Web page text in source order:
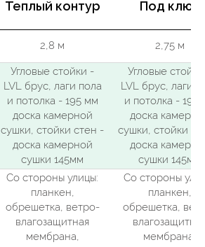
Теплый контур Под ключ
2,8 м 2,75 м
Угловые стойки -
LVL брус, лаги пола
и потолка - 195 мм
доска камерной
сушки, стойки стен -
доска камерной
сушки 145мм
Угловые
LVL брус, лаги
и потолка - 195
доска
сушки, стойки
доска
сушки 145мм
Со стороны улицы:
планкен,
обрешетка, ветро-
влагозащитная
мембрана,
Со стороны
планкен,
обрешетка,
мембрана,